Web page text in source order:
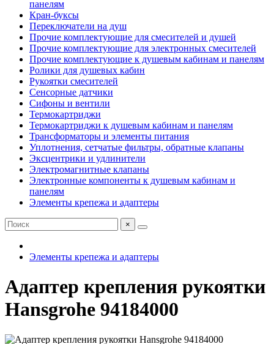
панелям
Кран-буксы
Переключатели на душ
Прочие комплектующие для смесителей и душей
Прочие комплектующие для электронных смесителей
Прочие комплектующие к душевым кабинам и панелям
Ролики для душевых кабин
Рукоятки смесителей
Сенсорные датчики
Сифоны и вентили
Термокартриджи
Термокартриджи к душевым кабинам и панелям
Трансформаторы и элементы питания
Уплотнения, сетчатые фильтры, обратные клапаны
Эксцентрики и удлинители
Электромагнитные клапаны
Электронные компоненты к душевым кабинам и
панелям
Элементы крепежа и адаптеры
×
Элементы крепежа и адаптеры
Адаптер крепления рукоятки
Hansgrohe 94184000